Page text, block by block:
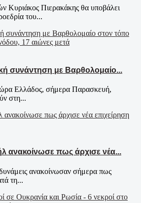
Κυριάκος Πιερακάκης θα υποβάλει
του...
συνάντηση με Βαρθολομαίο...
ώρα Ελλάδος, σήμερα Παρασκευή,
στη...
ανακοίνωσε πως άρχισε νέα...
ανακοίνωσαν σήμερα πως
τη...